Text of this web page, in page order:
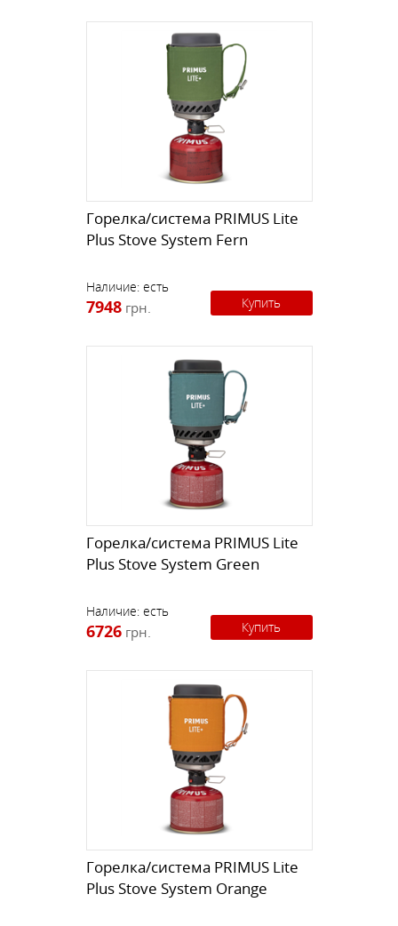
Горелка/система PRIMUS Lite
Plus Stove System Fern
Наличие: есть
7948 грн. Купить
Горелка/система PRIMUS Lite
Plus Stove System Green
Наличие: есть
6726 грн. Купить
Горелка/система PRIMUS Lite
Plus Stove System Orange